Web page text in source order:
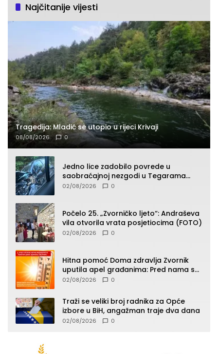
Najčitanije vijesti
Tragedija: Mladić se utopio u rijeci Krivaji
08/08/2026 0
Jedno lice zadobilo povrede u
saobraćajnoj nezgodi u Tegarama
(FOTO)
02/08/2026 0
Počelo 25. „Zvorničko ljeto“: Andraševa
vila otvorila vrata posjetiocima (FOTO)
02/08/2026 0
Hitna pomoć Doma zdravlja Zvornik
uputila apel građanima: Pred nama su
temperature do 40°C, oprez zbog
02/08/2026 0
Traži se veliki broj radnika za Opće
izbore u BiH, angažman traje dva dana
02/08/2026 0